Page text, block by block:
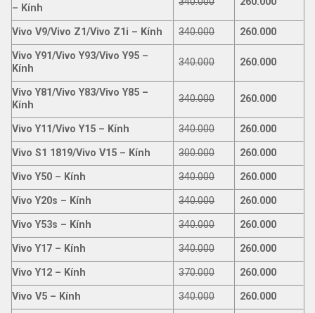
– Kính
Vivo V9/Vivo Z1/Vivo Z1i – Kính 340.000
260.000
Vivo Y91/Vivo Y93/Vivo Y95 –
Kính
340.000 260.000
Vivo Y81/Vivo Y83/Vivo Y85 –
Kính
340.000 260.000
Vivo Y11/Vivo Y15 – Kính 340.000
260.000
Vivo S1 1819/Vivo V15 – Kính
300.000
260.000
Vivo Y50 – Kính
340.000
260.000
Vivo Y20s – Kính
340.000
260.000
Vivo Y53s – Kính
340.000
260.000
Vivo Y17 – Kính
340.000
260.000
Vivo Y12 – Kính
370.000
260.000
Vivo V5 – Kính
340.000
260.000